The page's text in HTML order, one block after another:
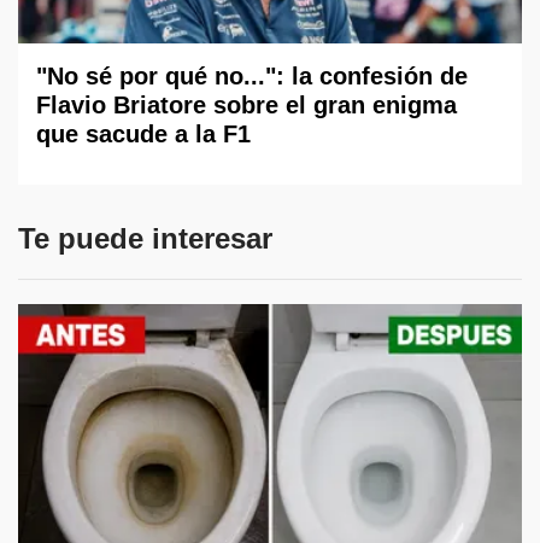
"No sé por qué no...": la confesión de
Flavio Briatore sobre el gran enigma
que sacude a la F1
Te puede interesar